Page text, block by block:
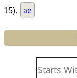
15). ae